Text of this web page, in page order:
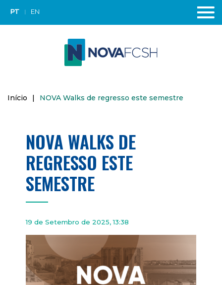
PT EN
Início | NOVA Walks de regresso este semestre
NOVA WALKS DE
REGRESSO ESTE
SEMESTRE
19 de Setembro de 2025, 13:38